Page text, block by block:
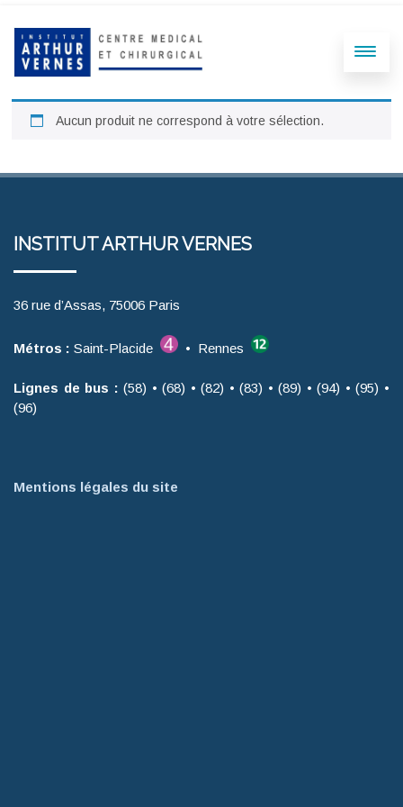
Aucun produit ne correspond à votre sélection.
INSTITUT ARTHUR VERNES
36 rue d’Assas, 75006 Paris
Métros : Saint-Placide • Rennes
Lignes de bus : (58) • (68) • (82) • (83) • (89) • (94) • (95) •
(96)
Mentions légales du site